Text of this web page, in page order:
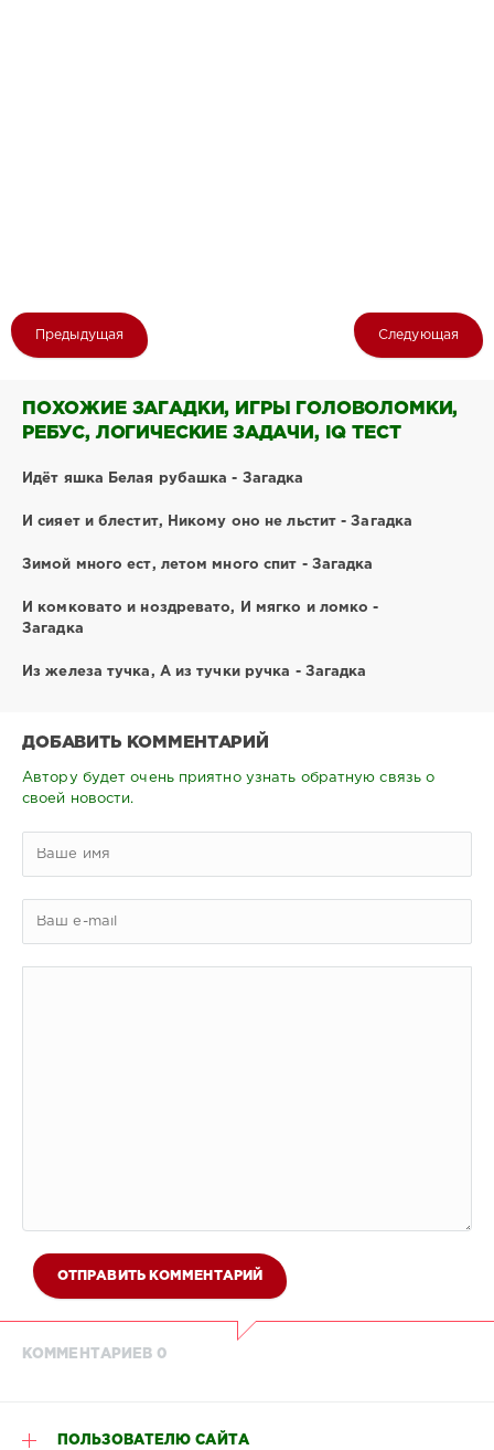
Предыдущая Следующая
ПОХОЖИЕ ЗАГАДКИ, ИГРЫ ГОЛОВОЛОМКИ,
РЕБУС, ЛОГИЧЕСКИЕ ЗАДАЧИ, IQ ТЕСТ
Идёт яшка Белая рубашка - Загадка
И сияет и блестит, Никому оно не льстит - Загадка
Зимой много ест, летом много спит - Загадка
И комковато и ноздревато, И мягко и ломко -
Загадка
Из железа тучка, А из тучки ручка - Загадка
ДОБАВИТЬ КОММЕНТАРИЙ
Автору будет очень приятно узнать обратную связь о
своей новости.
ОТПРАВИТЬ КОММЕНТАРИЙ
КОММЕНТАРИЕВ 0
ПОЛЬЗОВАТЕЛЮ САЙТА